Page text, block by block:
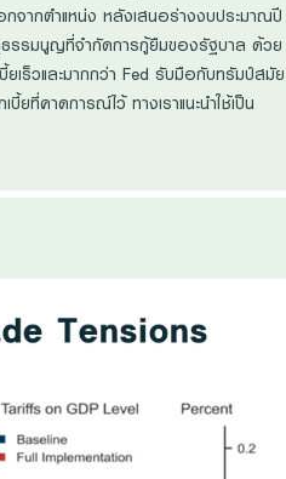
จากตำแหน่ง หลังเสนอร่างงบประมาณปี
รรมนูญที่จำกัดการกู้ยืมของรัฐบาล ด้วย
ยเร็วและมากกว่า Fed รับมือกับทรัมป์สมัย
ที่คาดการณ์ไว้ ทางเราแนะนำใช้เป็น